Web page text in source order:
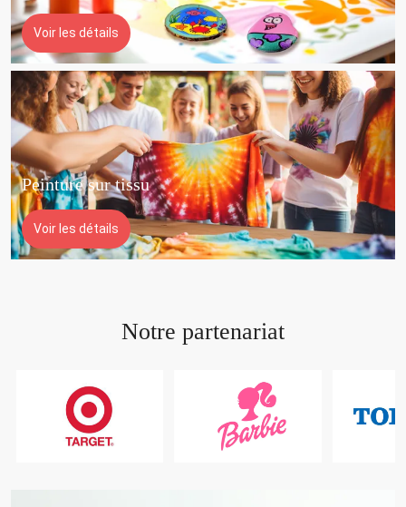
Voir les détails
Peinture sur tissu
Voir les détails
Notre partenariat